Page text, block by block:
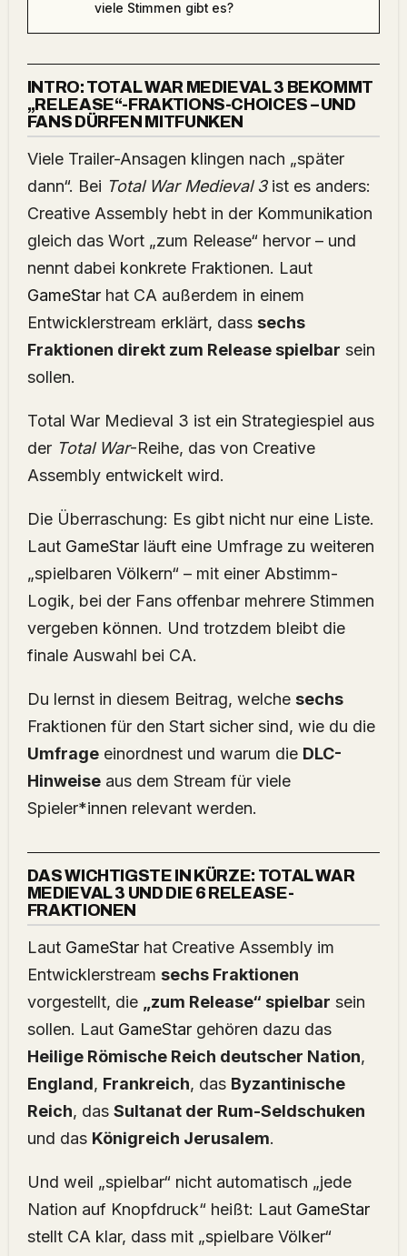
viele Stimmen gibt es?
INTRO: TOTAL WAR MEDIEVAL 3 BEKOMMT
„RELEASE“-FRAKTIONS-CHOICES – UND
FANS DÜRFEN MITFUNKEN
Viele Trailer-Ansagen klingen nach „später
dann“. Bei Total War Medieval 3ist es anders:
Creative Assembly hebt in der Kommunikation
gleich das Wort „zum Release“ hervor – und
nennt dabei konkrete Fraktionen. Laut
GameStarhat CA außerdem in einem
Entwicklerstream erklärt, dass sechs
Fraktionen direkt zum Release spielbar sein
sollen.
Total War Medieval 3 ist ein Strategiespiel aus
der Total War-Reihe, das von Creative
Assembly entwickelt wird.
Die Überraschung: Es gibt nicht nur eine Liste.
Laut GameStarläuft eine Umfrage zu weiteren
„spielbaren Völkern“ – mit einer Abstimm-
Logik, bei der Fans offenbar mehrere Stimmen
vergeben können. Und trotzdem bleibt die
finale Auswahl bei CA.
Du lernst in diesem Beitrag, welche sechs
Fraktionen für den Start sicher sind, wie du die
Umfrageeinordnest und warum die DLC-
Hinweiseaus dem Stream für viele
Spieler*innen relevant werden.
DAS WICHTIGSTE IN KÜRZE: TOTAL WAR
MEDIEVAL 3 UND DIE 6 RELEASE-
FRAKTIONEN
Laut GameStarhat Creative Assembly im
Entwicklerstream sechs Fraktionen
vorgestellt, die
„zum Release“ spielbar sein
sollen. Laut GameStargehören dazu das
Heilige Römische Reich deutscher Nation,
England, Frankreich, das Byzantinische
Reich, das Sultanat der Rum-Seldschuken
und das Königreich Jerusalem.
Und weil „spielbar“ nicht automatisch „jede
Nation auf Knopfdruck“ heißt: Laut GameStar
stellt CA klar, dass mit „spielbare Völker“